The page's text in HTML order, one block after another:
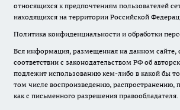
относящихся к предпочтениям пользователей
находящихся на территории Российской
Политика конфиденциальности и обработки
Вся информация, размещенная на данном сайте,
соответствии с законодательством РФ об
подлежит использованию кем-либо в какой бы
том числе воспроизведению, распространению,
как с письменного разрешения правообладателя.